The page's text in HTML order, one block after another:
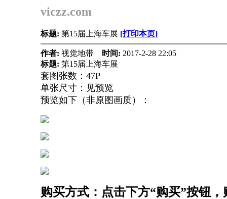
viczz.com
标题: 第15届上海车展 [打印本页]
作者: 视觉地带 时间: 2017-2-28 22:05
标题: 第15届上海车展
套图张数：47P
单张尺寸：见预览
预览如下（非原图画质）：
购买方式：点击下方“购买”按钮